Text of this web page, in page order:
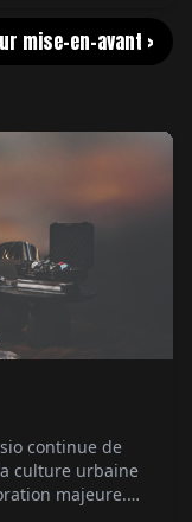
mise-en-avant >
continue de
culture urbaine
majeure.